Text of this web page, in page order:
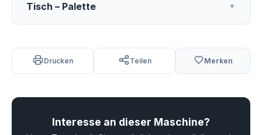
Tisch – Palette ▼
Drucken Teilen Merken
Interesse an dieser Maschine?